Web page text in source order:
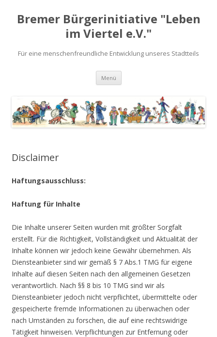
Bremer Bürgerinitiative "Leben
im Viertel e.V."
Für eine menschenfreundliche Entwicklung unseres Stadtteils
Menü Zum
springen
Disclaimer
Haftungsausschluss:
Haftung für Inhalte
Die Inhalte unserer Seiten wurden mit größter Sorgfalt
erstellt. Für die Richtigkeit, Vollständigkeit und Aktualität der
Inhalte können wir jedoch keine Gewähr übernehmen. Als
Diensteanbieter sind wir gemäß § 7 Abs.1 TMG für eigene
Inhalte auf diesen Seiten nach den allgemeinen Gesetzen
verantwortlich. Nach §§ 8 bis 10 TMG sind wir als
Diensteanbieter jedoch nicht verpflichtet, übermittelte oder
gespeicherte fremde Informationen zu überwachen oder
nach Umständen zu forschen, die auf eine rechtswidrige
Tätigkeit hinweisen. Verpflichtungen zur Entfernung oder